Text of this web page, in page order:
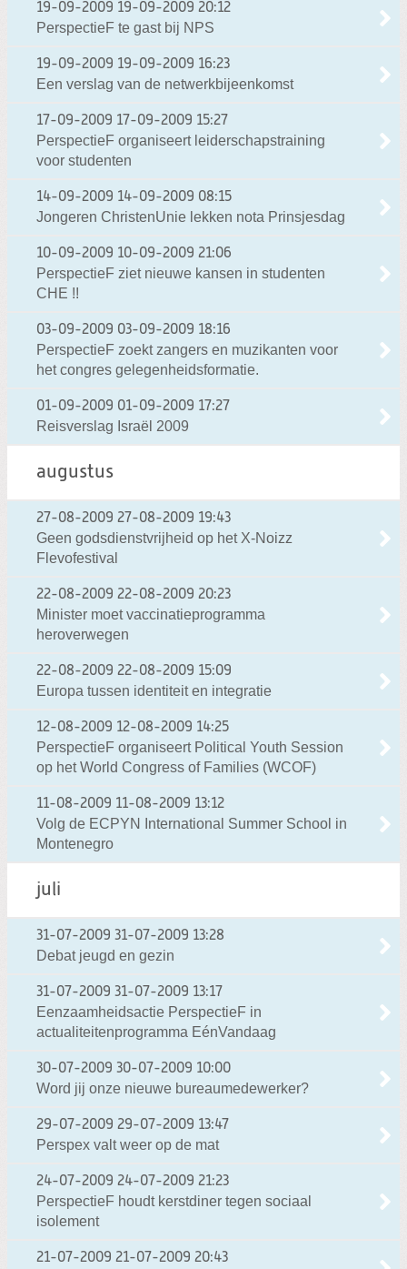
19-09-2009 19-09-2009 20:12
PerspectieF te gast bij NPS
19-09-2009 19-09-2009 16:23
Een verslag van de netwerkbijeenkomst
17-09-2009 17-09-2009 15:27
PerspectieF organiseert leiderschapstraining
voor studenten
14-09-2009 14-09-2009 08:15
Jongeren ChristenUnie lekken nota Prinsjesdag
10-09-2009 10-09-2009 21:06
PerspectieF ziet nieuwe kansen in studenten
CHE !!
03-09-2009 03-09-2009 18:16
PerspectieF zoekt zangers en muzikanten voor
het congres gelegenheidsformatie.
01-09-2009 01-09-2009 17:27
Reisverslag Israël 2009
augustus
27-08-2009 27-08-2009 19:43
Geen godsdienstvrijheid op het X-Noizz
Flevofestival
22-08-2009 22-08-2009 20:23
Minister moet vaccinatieprogramma
heroverwegen
22-08-2009 22-08-2009 15:09
Europa tussen identiteit en integratie
12-08-2009 12-08-2009 14:25
PerspectieF organiseert Political Youth Session
op het World Congress of Families (WCOF)
11-08-2009 11-08-2009 13:12
Volg de ECPYN International Summer School in
Montenegro
juli
31-07-2009 31-07-2009 13:28
Debat jeugd en gezin
31-07-2009 31-07-2009 13:17
Eenzaamheidsactie PerspectieF in
actualiteitenprogramma EénVandaag
30-07-2009 30-07-2009 10:00
Word jij onze nieuwe bureaumedewerker?
29-07-2009 29-07-2009 13:47
Perspex valt weer op de mat
24-07-2009 24-07-2009 21:23
PerspectieF houdt kerstdiner tegen sociaal
isolement
21-07-2009 21-07-2009 20:43